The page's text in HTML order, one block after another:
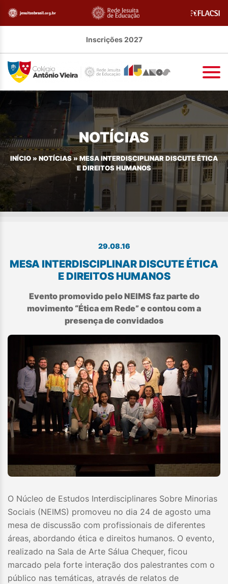
Inscrições 2027
NOTÍCIAS
INÍCIO » NOTÍCIAS »MESA INTERDISCIPLINAR DISCUTE ÉTICA
E DIREITOS HUMANOS
29.08.16
MESA INTERDISCIPLINAR DISCUTE ÉTICA
E DIREITOS HUMANOS
Evento promovido pelo NEIMS faz parte do
movimento “Ética em Rede” e contou com a
presença de convidados
O Núcleo de Estudos Interdisciplinares Sobre Minorias
Sociais (NEIMS) promoveu no dia 24 de agosto uma
mesa de discussão com profissionais de diferentes
áreas, abordando ética e direitos humanos. O evento,
realizado na Sala de Arte Sálua Chequer, ficou
marcado pela forte interação dos palestrantes com o
público nas temáticas, através de relatos de